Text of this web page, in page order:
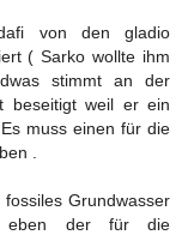
von den gladio
( Sarko wollte ihm
stimmt an der
beseitigt weil er ein
muss einen für die
.
Grundwasser
der für die